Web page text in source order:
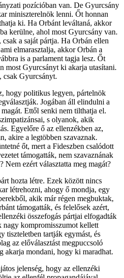
pozícióban van. De Gyurcsány
miniszterelnök lenni. Őt honnan
ki. Ha Orbánt leváltaná, akkor
kerülne, ahol most Gyurcsány van.
a saját pártja. Ha Orbán ellen
elmarasztalja, akkor Orbán a
is a parlament tagja lesz. Őt
most Gyurcsányt ki akarja utasítani.
csak Gyurcsányt.
hogy politikus legyen, pártelnök
Jogában áll elindulni a
Ettől senki nem tilthatja el.
s olyanok, akik
Egyelőre ő az ellenzékben az,
akire a legtöbben szavaznak.
őt, mert a Fideszben csalódott
támogatták, nem szavaznának
Nem ezért választatta meg magát?
hozta létre. Ezek között nincs
létrehozni, ahogy ő mondja, egy
akik már régen megbuktak,
támogatták, és felelősek azért,
összefogás pártjai elfogadták
nagy kompromisszumot kellett
tiszteletben tartják egymást, és
az előválasztást megpuccsoló
akarja mondani, hogy ki maradhat.
jelenség, hogy az ellenzéki